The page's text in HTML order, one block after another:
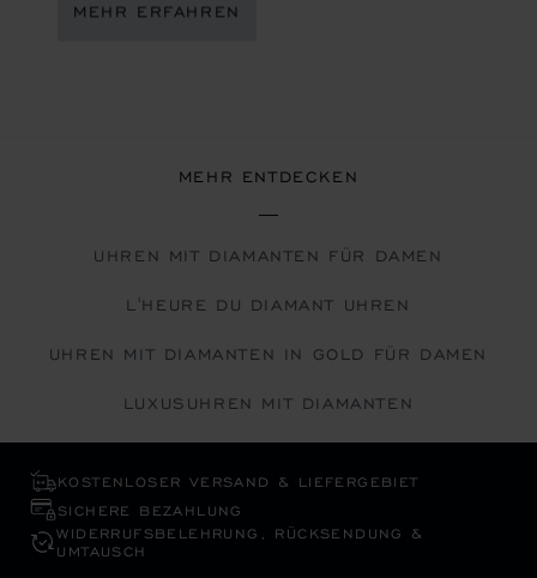
MEHR ERFAHREN
MEHR ENTDECKEN
UHREN MIT DIAMANTEN FÜR DAMEN
L'HEURE DU DIAMANT UHREN
UHREN MIT DIAMANTEN IN GOLD FÜR DAMEN
LUXUSUHREN MIT DIAMANTEN
KOSTENLOSER VERSAND & LIEFERGEBIET
SICHERE BEZAHLUNG
WIDERRUFS­BELEHRUNG, RÜCKSENDUNG &
UMTAUSCH